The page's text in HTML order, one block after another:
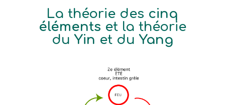
La théorie des cinq
éléments et la théorie
du Yin et du Yang